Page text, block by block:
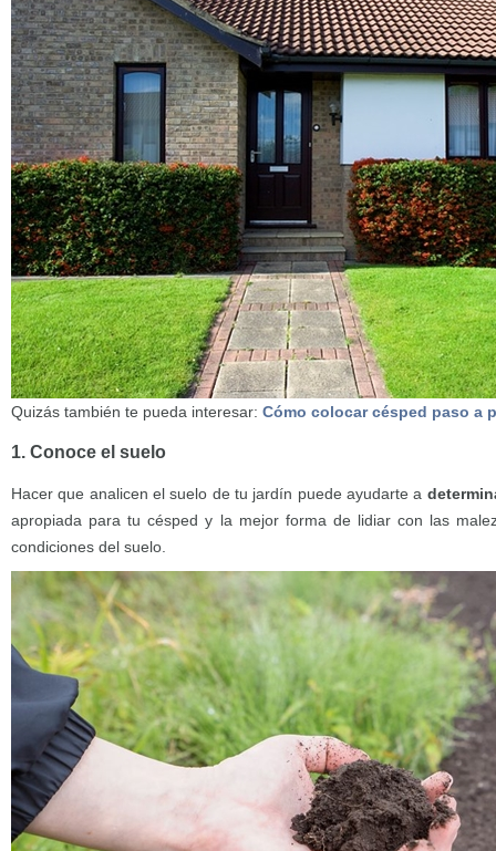
Quizás también te pueda interesar: Cómo colocar césped paso a
1. Conoce el suelo
Hacer que analicen el suelo de tu jardín puede ayudarte a
apropiada para tu césped y la mejor forma de lidiar con las
condiciones del suelo.